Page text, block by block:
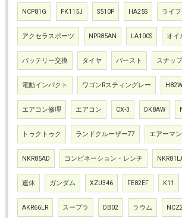
NCP81G FK115J S510P HA25S ライフ
アクセラスポーツ NPR85AN LA100S オイ
バッテリー交換 タイヤ バースト スナッ
電動インパクト ワゴンRスティングレー H82W
エアコン修理 エアコン CX-3 DK8AW
トゥクトゥク ランドクルーザー77 エアーマン
NKR85AD コンビネーション・レンチ
連休 ガンダム XZU346 FE82EF K11
AKR66LR スープラ DB02 ラウム